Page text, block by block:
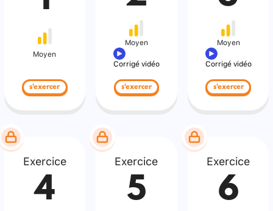
Moyen
s'exercer
Moyen
Corrigé vidéo
s'exercer
Moyen
Corrigé vidéo
s'exercer
Exercice
4
Exercice
5
Exercice
6